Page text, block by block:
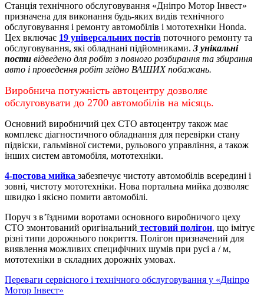
Станція технічного обслуговування «Дніпро Мотор Інвест»
призначена для виконання будь-яких видів технічного
обслуговування і ремонту автомобілів і мототехніки Honda.
Цех включає 19 універсальних постів поточного ремонту та
обслуговування, які обладнані підйомниками. 3 унікальні
пости відведено для робіт з повного розбирання та збирання
авто і проведення робіт згідно ВАШИХ побажань.
Виробнича потужність автоцентру дозволяє
обслуговувати до 2700 автомобілів на місяць.
Основний виробничий цех СТО автоцентру також має
комплекс діагностичного обладнання для перевірки стану
підвіски, гальмівної системи, рульового управління, а також
інших систем автомобіля, мототехніки.
4-постова мийка забезпечує чистоту автомобілів всередині і
зовні, чистоту мототехніки. Нова портальна мийка дозволяє
швидко і якісно помити автомобілі.
Поруч з в’їздними воротами основного виробничого цеху
СТО змонтований оригінальний тестовий полігон, що імітує
різні типи дорожнього покриття. Полігон призначений для
виявлення можливих специфічних шумів при русі а / м,
мототехніки в складних дорожніх умовах.
Переваги сервісного і технічного обслуговування у «Дніпро
Мотор Інвест»